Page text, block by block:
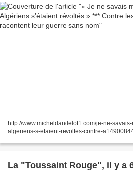
http://www.micheldandelot1.com/je-ne-
algeriens-s-etaient-revoltes-contre-
La "Toussaint Rouge", il y a